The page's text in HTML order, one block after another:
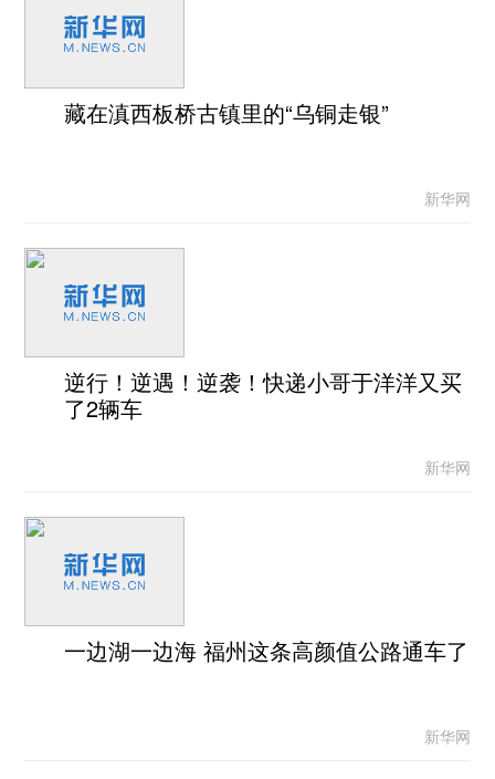
藏在滇西板桥古镇里的“乌铜走银”
新华网
逆行！逆遇！逆袭！快递小哥于洋洋又买
了2辆车
新华网
一边湖一边海 福州这条高颜值公路通车了
新华网